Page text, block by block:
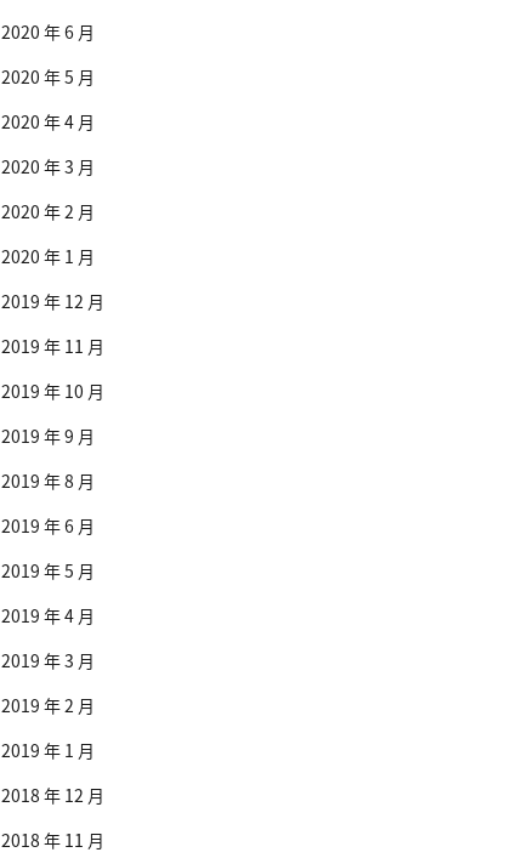
2020 年 6 月
2020 年 5 月
2020 年 4 月
2020 年 3 月
2020 年 2 月
2020 年 1 月
2019 年 12 月
2019 年 11 月
2019 年 10 月
2019 年 9 月
2019 年 8 月
2019 年 6 月
2019 年 5 月
2019 年 4 月
2019 年 3 月
2019 年 2 月
2019 年 1 月
2018 年 12 月
2018 年 11 月